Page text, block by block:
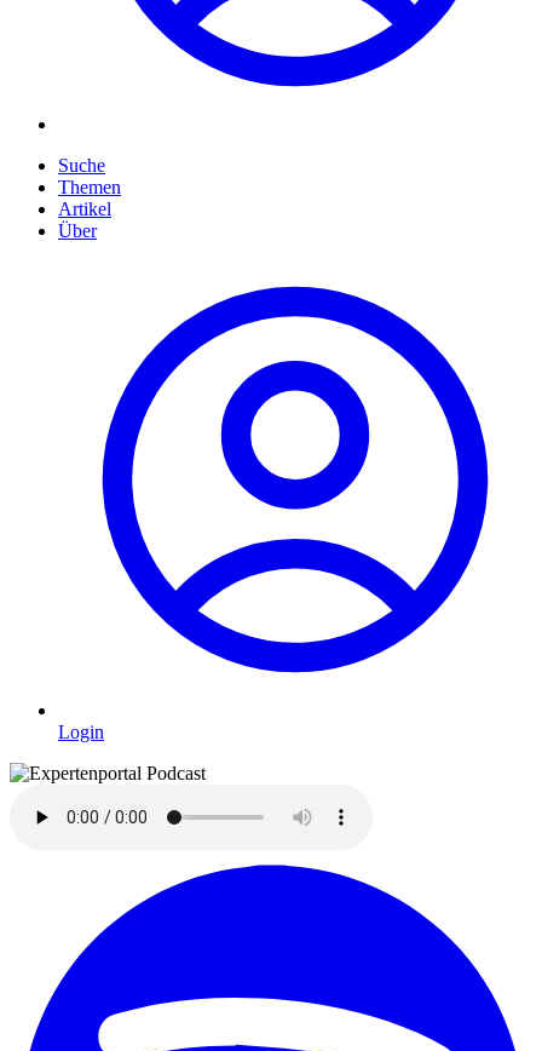
Suche
Themen
Artikel
Über
Login